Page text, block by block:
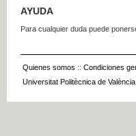
AYUDA
Para cualquier duda puede
Quienes somos :: Condiciones
Universitat Politècnica de